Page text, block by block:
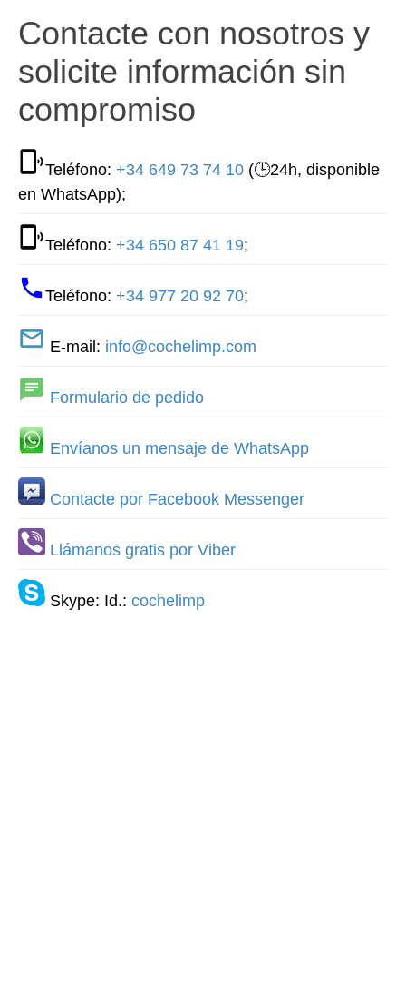
Contacte con nosotros y
solicite información sin
compromiso
Teléfono: +34 649 73 74 10 (🕒24h, disponible
en WhatsApp);
Teléfono: +34 650 87 41 19;
Teléfono: +34 977 20 92 70;
E-mail: info@cochelimp.com
Formulario de pedido
Envíanos un mensaje de WhatsApp
Contacte por Facebook Messenger
Llámanos gratis por Viber
Skype: Id.: cochelimp